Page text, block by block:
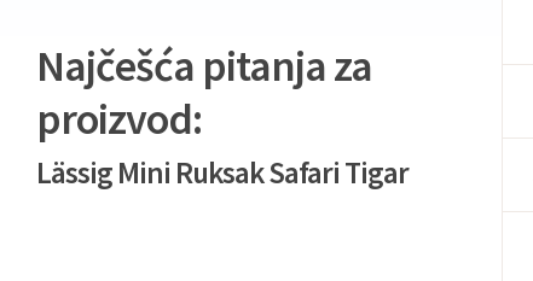
Najčešća pitanja za
proizvod:
Lässig Mini Ruksak Safari Tigar